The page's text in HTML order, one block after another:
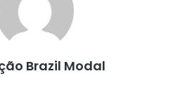
Brazil Modal